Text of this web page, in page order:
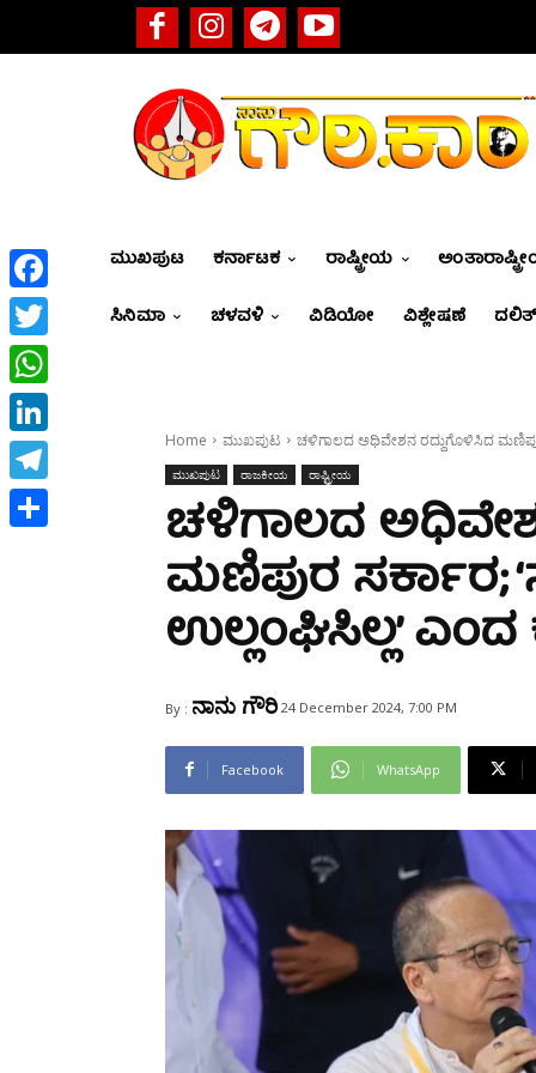
ಮುಖಪುಟ ಕರ್ನಾಟಕ ರಾಷ್ಟ್ರೀಯ
ಸಿನಿಮಾ
ಚಳವಳಿ ವಿಡಿಯೋ ವಿಶ್ಲೇಷಣೆ ದಲಿತ್
Home ಮುಖಪುಟ ಚಳಿಗಾಲದ ಅಧಿವೇಶನ ರದ್ದುಗೊಳಿಸಿದ
ಮುಖಪುಟ ರಾಜಕೀಯ ರಾಷ್ಟ್ರೀಯ
ಚಳಿಗಾಲದ
ಮಣಿಪುರ
ಉಲ್ಲಂಘಿಸಿಲ್ಲ’
By : ನಾನು ಗೌರಿ 24 December 2024, 7:00 PM
Facebook WhatsApp
Facebook
Twitter
WhatsApp
LinkedIn
Telegram